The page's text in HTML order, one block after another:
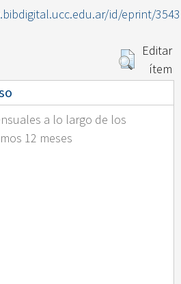
id/eprint/3543
Editar
ítem
a lo largo de los
12 meses